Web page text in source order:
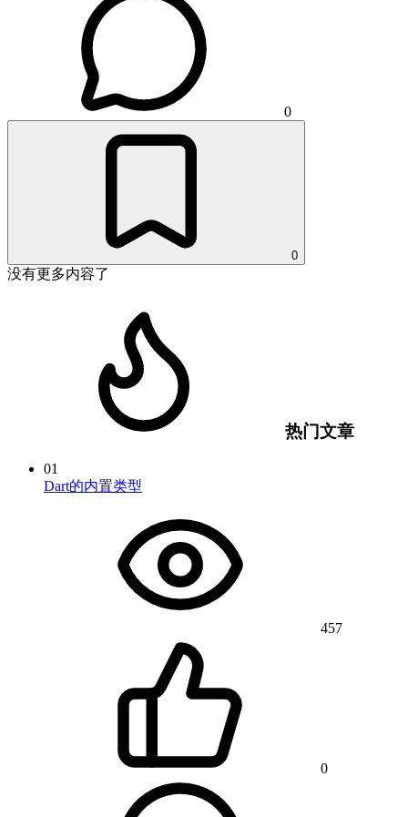
0
0
没有更多内容了
热门文章
01
Dart的内置类型
457
0